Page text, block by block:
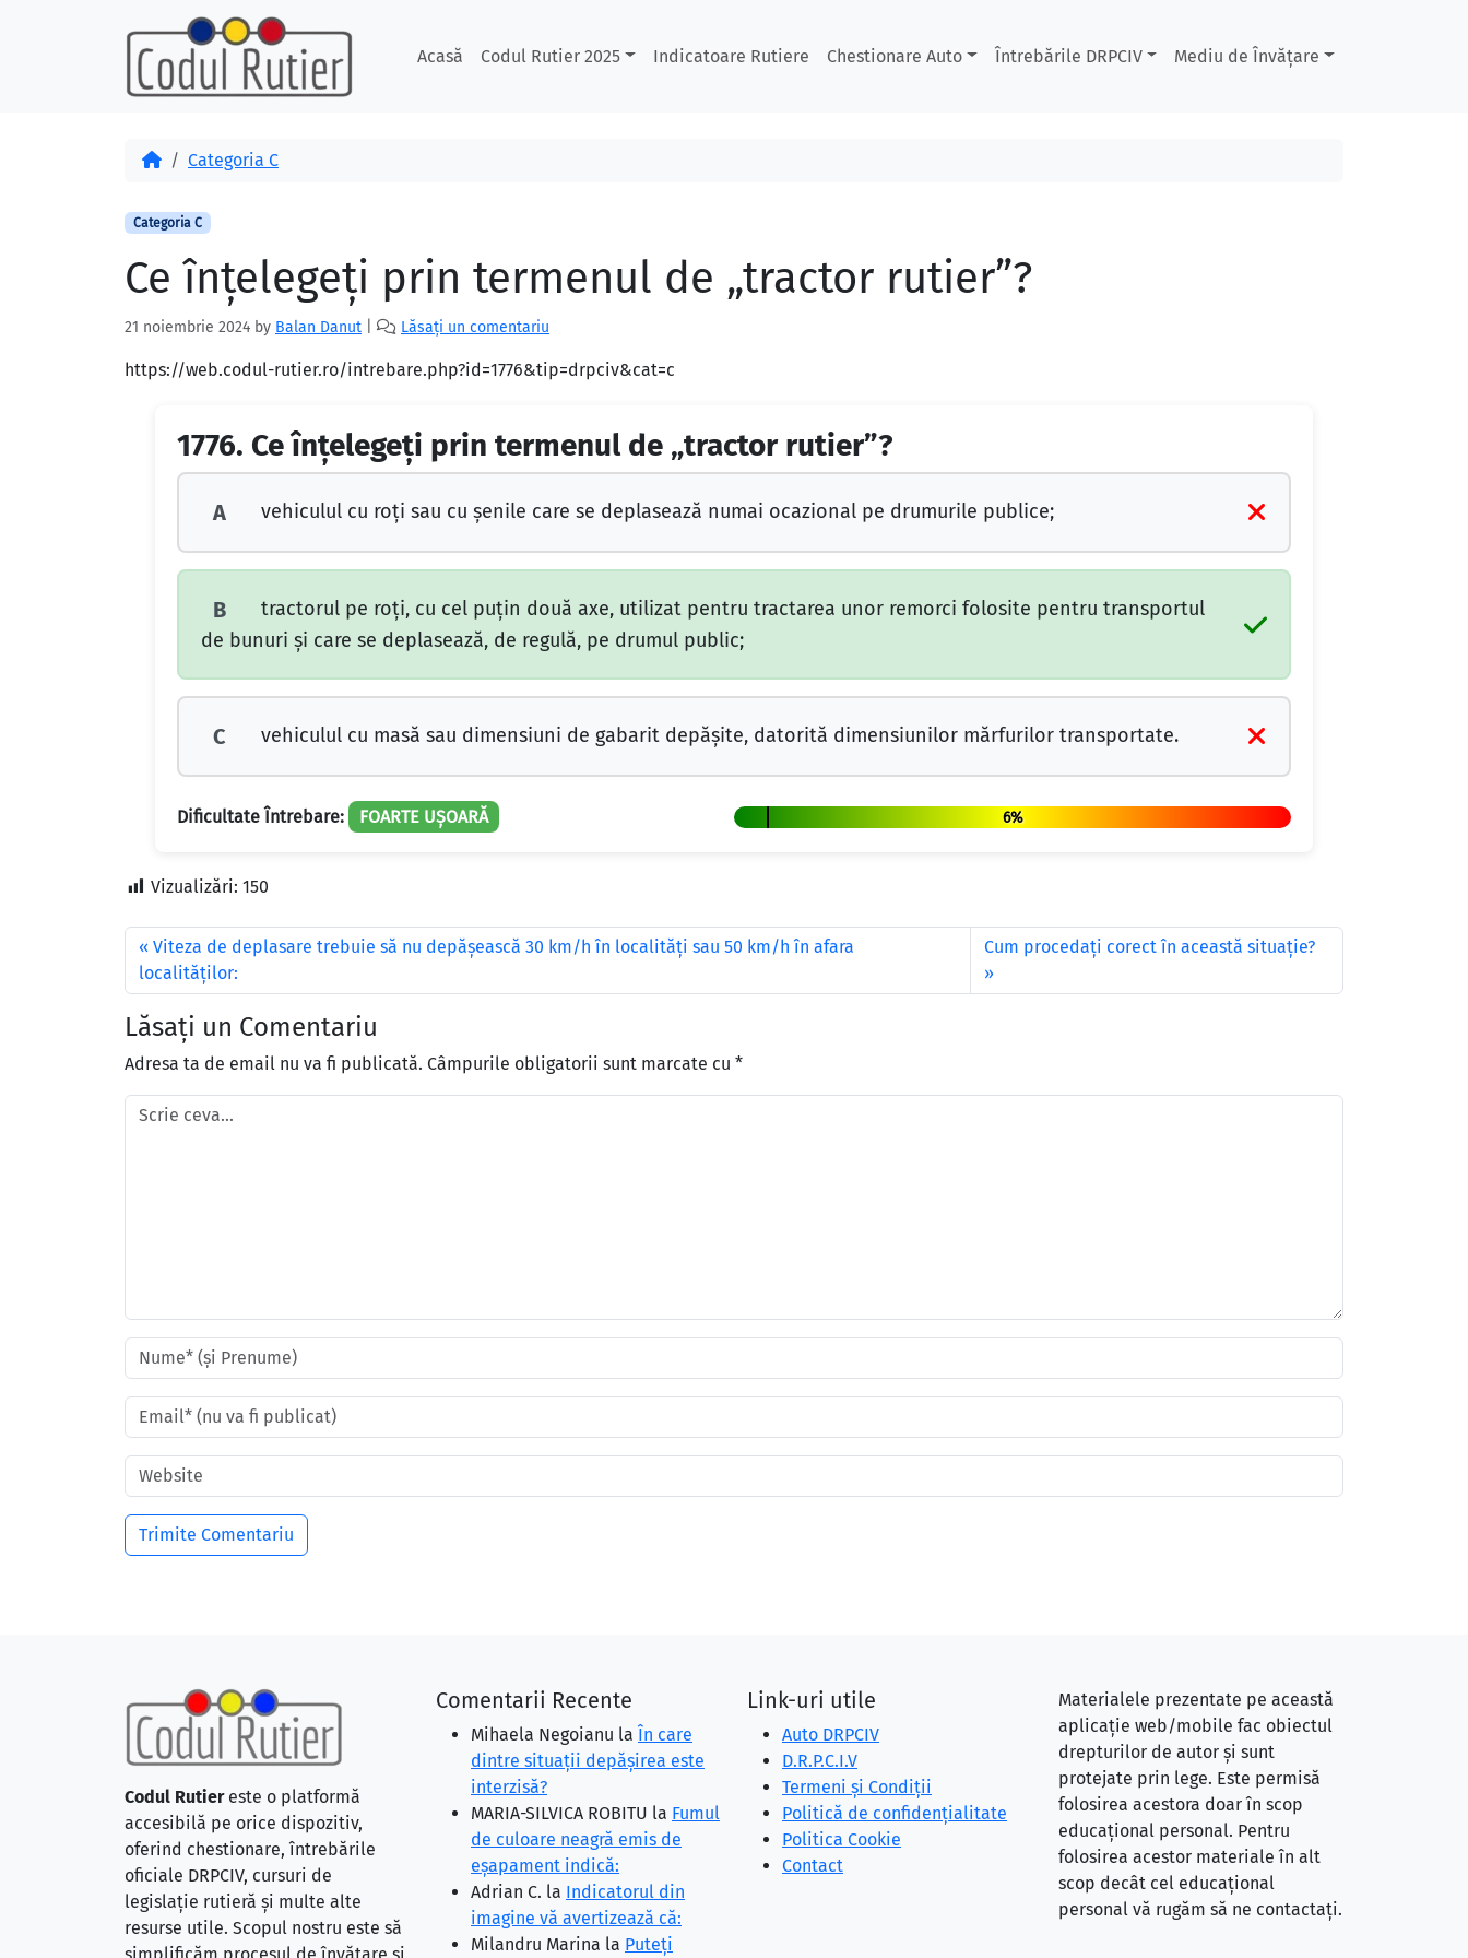
Acasă Codul Rutier 2025 Indicatoare Rutiere Chestionare Auto Întrebările DRPCIV Mediu de Învățare
AcasăCategoria C
Categoria C
Ce înţelegeţi prin termenul de „tractor rutier”?
21 noiembrie 2024 by Balan Danut Lăsați un comentariu
https://web.codul-rutier.ro/intrebare.php?id=1776&tip=drpciv&cat=c
1776. Ce înţelegeţi prin termenul de „tractor rutier”?
A vehiculul cu roţi sau cu şenile care se deplasează numai ocazional pe drumurile publice;
B
tractorul pe roţi, cu cel puţin două axe, utilizat pentru tractarea unor remorci folosite pentru transportul
de bunuri şi care se deplasează, de regulă, pe drumul public;
C vehiculul cu masă sau dimensiuni de gabarit depăşite, datorită dimensiunilor mărfurilor transportate.
Dificultate Întrebare: FOARTE UȘOARĂ 6%
Vizualizări: 150
Viteza de deplasare trebuie să nu depăşească 30 km/h în localităţi sau 50 km/h în afara
localităţilor:
Cum procedați corect în această situație?
Lăsați un Comentariu
Adresa ta de email nu va fi publicată. Câmpurile obligatorii sunt marcate cu *
Codul Rutiereste o platformă
accesibilă pe orice dispozitiv,
oferind chestionare, întrebările
oficiale DRPCIV, cursuri de
legislație rutieră și multe alte
resurse utile. Scopul nostru este să
Comentarii Recente
Mihaela Negoianu la În care
dintre situaţii depăşirea este
interzisă?
MARIA-SILVICA ROBITU la Fumul
de culoare neagră emis de
eşapament indică:
Adrian C. la Indicatorul din
imagine vă avertizează că:
Milandru Marina la Puteţi
Link-uri utile
Auto DRPCIV
D.R.P.C.I.V
Termeni și Condiții
Politică de confidențialitate
Politica Cookie
Contact
Materialele prezentate pe această
aplicație web/mobile fac obiectul
drepturilor de autor și sunt
protejate prin lege. Este permisă
folosirea acestora doar în scop
educațional personal. Pentru
folosirea acestor materiale în alt
scop decât cel educațional
personal vă rugăm să ne contactați.